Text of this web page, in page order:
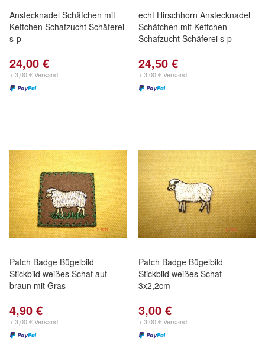
Anstecknadel Schäfchen mit
Kettchen Schafzucht Schäferei
s-p
24,00 €
+ 3,00 € Versand
echt Hirschhorn Anstecknadel
Schäfchen mit Kettchen
Schafzucht Schäferei s-p
24,50 €
+ 3,00 € Versand
Patch Badge Bügelbild
Stickbild weißes Schaf auf
braun mit Gras
4,90 €
+ 3,00 € Versand
Patch Badge Bügelbild
Stickbild weißes Schaf
3x2,2cm
3,00 €
+ 3,00 € Versand